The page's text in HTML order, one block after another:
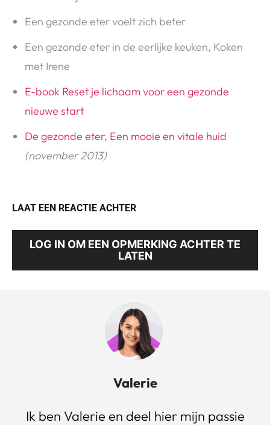
Een gezonde eter voelt zich beter
Een gezonde eter in de eerlijke keuken, Koken
met Irene
E-book Reset je lichaam voor een gezonde
nieuwe start
De gezonde eter, Een mooie en vitale huid
(november 2013)
LAAT EEN REACTIE ACHTER
LOG IN OM EEN OPMERKING ACHTER TE
LATEN
Valerie
Ik ben Valerie en deel hier mijn passie